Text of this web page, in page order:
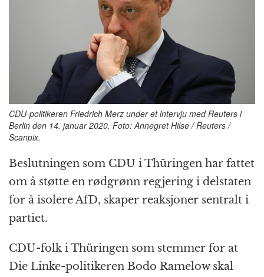
at m
CDU-politikeren Friedrich Merz under et intervju med Reuters i
Berlin den 14. januar 2020. Foto: Annegret Hilse / Reuters /
Scanpix.
Beslutningen som CDU i Thüringen har fattet
om å støtte en rødgrønn regjering i delstaten
for å isolere AfD, skaper reaksjoner sentralt i
partiet.
CDU-folk i Thüringen som stemmer for at
Die Linke-politikeren Bodo Ramelow skal